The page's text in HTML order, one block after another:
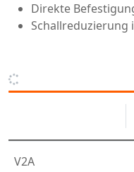
Direkte
Schallreduzierung
V2A